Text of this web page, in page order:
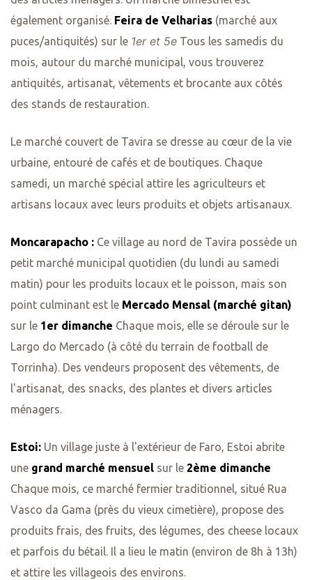
également organisé. Feira de Velharias (marché aux
puces/antiquités) sur le 1er et 5e Tous les samedis du
mois, autour du marché municipal, vous trouverez
antiquités, artisanat, vêtements et brocante aux côtés
des stands de restauration.
Le marché couvert de Tavira se dresse au cœur de la vie
urbaine, entouré de cafés et de boutiques. Chaque
samedi, un marché spécial attire les agriculteurs et
artisans locaux avec leurs produits et objets artisanaux.
Moncarapacho : Ce village au nord de Tavira possède un
petit marché municipal quotidien (du lundi au samedi
matin) pour les produits locaux et le poisson, mais son
point culminant est le Mercado Mensal (marché gitan)
sur le 1er dimanche Chaque mois, elle se déroule sur le
Largo do Mercado (à côté du terrain de football de
Torrinha). Des vendeurs proposent des vêtements, de
l'artisanat, des snacks, des plantes et divers articles
ménagers.
Estoi: Un village juste à l'extérieur de Faro, Estoi abrite
une grand marché mensuel sur le 2ème dimanche
Chaque mois, ce marché fermier traditionnel, situé Rua
Vasco da Gama (près du vieux cimetière), propose des
produits frais, des fruits, des légumes, des cheese locaux
et parfois du bétail. Il a lieu le matin (environ de 8h à 13h)
et attire les villageois des environs.